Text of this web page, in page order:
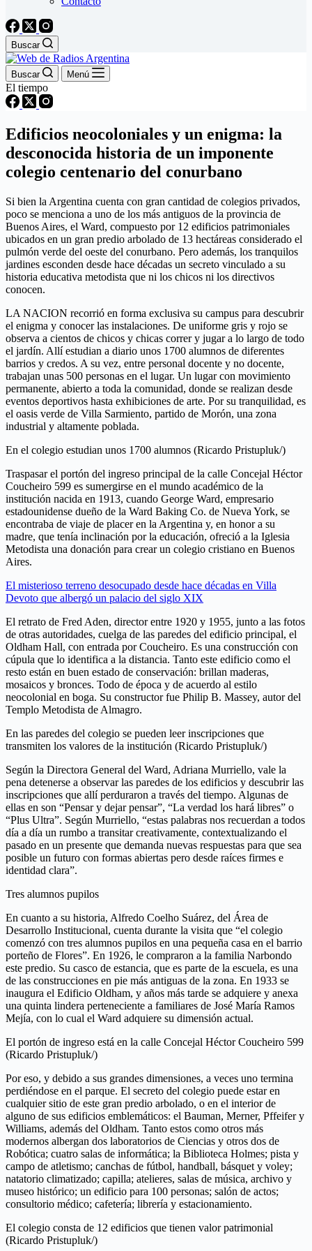
Buscar
Buscar Menú
El tiempo
Edificios neocoloniales y un enigma: la
desconocida historia de un imponente
colegio centenario del conurbano
Si bien la Argentina cuenta con gran cantidad de colegios privados,
poco se menciona a uno de los más antiguos de la provincia de
Buenos Aires, el Ward, compuesto por 12 edificios patrimoniales
ubicados en un gran predio arbolado de 13 hectáreas considerado el
pulmón verde del oeste del conurbano. Pero además, los tranquilos
jardines esconden desde hace décadas un secreto vinculado a su
historia educativa metodista que ni los chicos ni los directivos
conocen.
LA NACION recorrió en forma exclusiva su campus para descubrir
el enigma y conocer las instalaciones. De uniforme gris y rojo se
observa a cientos de chicos y chicas correr y jugar a lo largo de todo
el jardín. Allí estudian a diario unos 1700 alumnos de diferentes
barrios y credos. A su vez, entre personal docente y no docente,
trabajan unas 500 personas en el lugar. Un lugar con movimiento
permanente, abierto a toda la comunidad, donde se realizan desde
eventos deportivos hasta exhibiciones de arte. Por su tranquilidad, es
el oasis verde de Villa Sarmiento, partido de Morón, una zona
industrial y altamente poblada.
En el colegio estudian unos 1700 alumnos (Ricardo Pristupluk/)
Traspasar el portón del ingreso principal de la calle Concejal Héctor
Coucheiro 599 es sumergirse en el mundo académico de la
institución nacida en 1913, cuando George Ward, empresario
estadounidense dueño de la Ward Baking Co. de Nueva York, se
encontraba de viaje de placer en la Argentina y, en honor a su
madre, que tenía inclinación por la educación, ofreció a la Iglesia
Metodista una donación para crear un colegio cristiano en Buenos
Aires.
El misterioso terreno desocupado desde hace décadas en Villa
Devoto que albergó un palacio del siglo XIX
El retrato de Fred Aden, director entre 1920 y 1955, junto a las fotos
de otras autoridades, cuelga de las paredes del edificio principal, el
Oldham Hall, con entrada por Coucheiro. Es una construcción con
cúpula que lo identifica a la distancia. Tanto este edificio como el
resto están en buen estado de conservación: brillan maderas,
mosaicos y bronces. Todo de época y de acuerdo al estilo
neocolonial en boga. Su constructor fue Philip B. Massey, autor del
Templo Metodista de Almagro.
En las paredes del colegio se pueden leer inscripciones que
transmiten los valores de la institución (Ricardo Pristupluk/)
Según la Directora General del Ward, Adriana Murriello, vale la
pena detenerse a observar las paredes de los edificios y descubrir las
inscripciones que allí perduraron a través del tiempo. Algunas de
ellas en son “Pensar y dejar pensar”, “La verdad los hará libres” o
“Plus Ultra”. Según Murriello, “estas palabras nos recuerdan a todos
día a día un rumbo a transitar creativamente, contextualizando el
pasado en un presente que demanda nuevas respuestas para que sea
posible un futuro con formas abiertas pero desde raíces firmes e
identidad clara”.
Tres alumnos pupilos
En cuanto a su historia, Alfredo Coelho Suárez, del Área de
Desarrollo Institucional, cuenta durante la visita que “el colegio
comenzó con tres alumnos pupilos en una pequeña casa en el barrio
porteño de Flores”. En 1926, le compraron a la familia Narbondo
este predio. Su casco de estancia, que es parte de la escuela, es una
de las construcciones en pie más antiguas de la zona. En 1933 se
inaugura el Edificio Oldham, y años más tarde se adquiere y anexa
una quinta lindera perteneciente a familiares de José María Ramos
Mejía, con lo cual el Ward adquiere su dimensión actual.
El portón de ingreso está en la calle Concejal Héctor Coucheiro 599
(Ricardo Pristupluk/)
Por eso, y debido a sus grandes dimensiones, a veces uno termina
perdiéndose en el parque. El secreto del colegio puede estar en
cualquier sitio de este gran predio arbolado, o en el interior de
alguno de sus edificios emblemáticos: el Bauman, Merner, Pffeifer y
Williams, además del Oldham. Tanto estos como otros más
modernos albergan dos laboratorios de Ciencias y otros dos de
Robótica; cuatro salas de informática; la Biblioteca Holmes; pista y
campo de atletismo; canchas de fútbol, handball, básquet y voley;
natatorio climatizado; capilla; atelieres, salas de música, archivo y
museo histórico; un edificio para 100 personas; salón de actos;
consultorio médico; cafetería; librería y estacionamiento.
El colegio consta de 12 edificios que tienen valor patrimonial
(Ricardo Pristupluk/)